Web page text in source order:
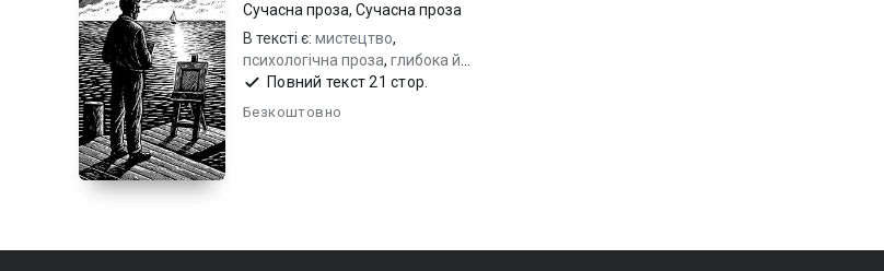
Сучасна проза, Сучасна проза
В тексті є: мистецтво,
психологiчна проза, глибока й
зворушлива історія Повний текст 21 стор.
Безкоштовно